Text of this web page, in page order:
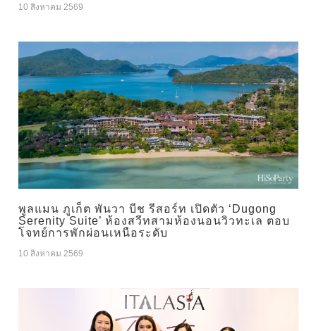
10 สิงหาคม 2569
พูลแมน ภูเก็ต พันวา บีช รีสอร์ท เปิดตัว ‘Dugong
Serenity Suite’ ห้องสวีทสามห้องนอนวิวทะเล ตอบ
โจทย์การพักผ่อนเหนือระดับ
10 สิงหาคม 2569